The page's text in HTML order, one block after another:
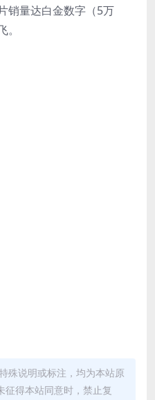
销量达白金数字（5万
殊说明或标注，均为本站原
征得本站同意时，禁止复